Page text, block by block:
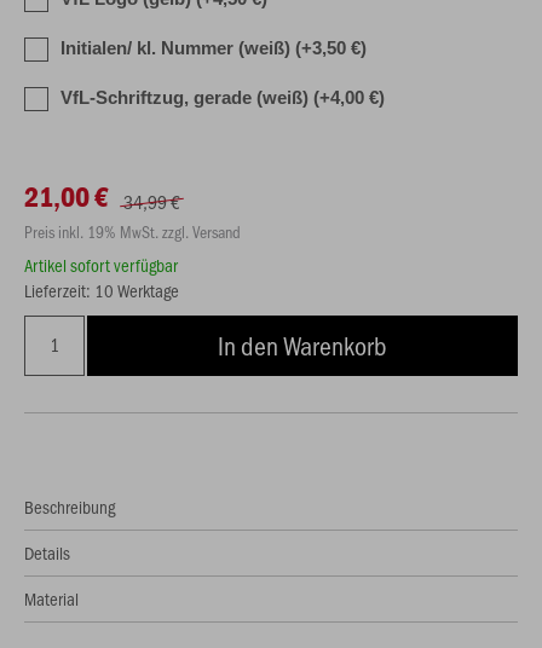
Initialen/ kl. Nummer (weiß) (+3,50 €)
VfL-Schriftzug, gerade (weiß) (+4,00 €)
21,00 € 34,99 €
Preis inkl. 19% MwSt. zzgl. Versand
Artikel sofort verfügbar
Lieferzeit: 10 Werktage
In den Warenkorb
Beschreibung
Details
Material